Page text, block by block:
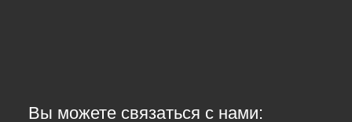
Вы можете связаться с нами: